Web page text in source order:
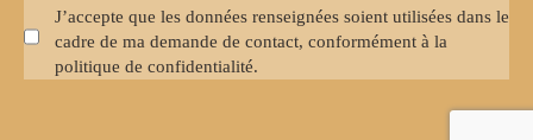
n
s
c
a
J’accepte que les données renseignées soient utilisées dans le
cadre de ma demande de contact, conformément à la
politique de confidentialité.